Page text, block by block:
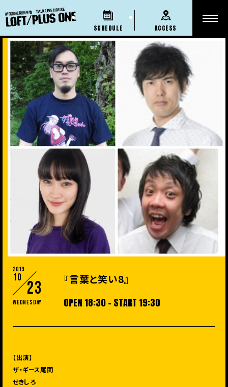
SCHEDULE ACCESS
2019
10
23
Wednesday
『言葉と笑い8』
OPEN 18:30 - START 19:30
【出演】
ザ・ギース尾関
せきしろ